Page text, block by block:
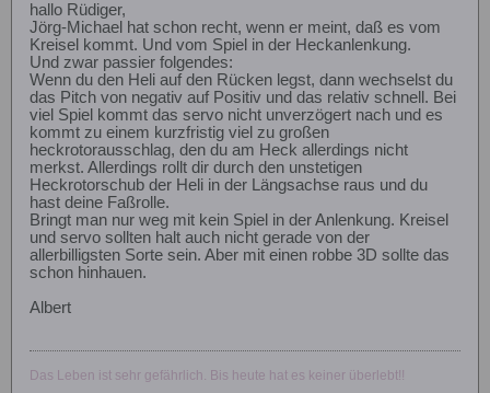
hallo Rüdiger,
Jörg-Michael hat schon recht, wenn er meint, daß es vom
Kreisel kommt. Und vom Spiel in der Heckanlenkung.
Und zwar passier folgendes:
Wenn du den Heli auf den Rücken legst, dann wechselst du
das Pitch von negativ auf Positiv und das relativ schnell. Bei
viel Spiel kommt das servo nicht unverzögert nach und es
kommt zu einem kurzfristig viel zu großen
heckrotorausschlag, den du am Heck allerdings nicht
merkst. Allerdings rollt dir durch den unstetigen
Heckrotorschub der Heli in der Längsachse raus und du
hast deine Faßrolle.
Bringt man nur weg mit kein Spiel in der Anlenkung. Kreisel
und servo sollten halt auch nicht gerade von der
allerbilligsten Sorte sein. Aber mit einen robbe 3D sollte das
schon hinhauen.
Albert
Das Leben ist sehr gefährlich. Bis heute hat es keiner überlebt!!